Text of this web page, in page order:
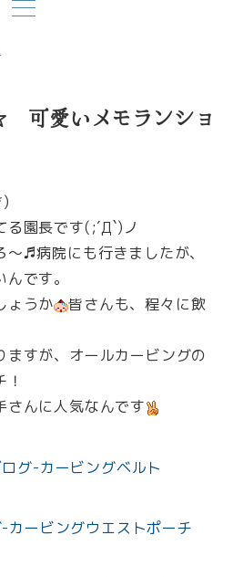
愛いメモランショ
る園長です(;´Д`)ノ
♬病院にも行きましたが、
です。
ょうか
皆さんも、程々に飲
ますが、オールカービングの
さんに人気なんです